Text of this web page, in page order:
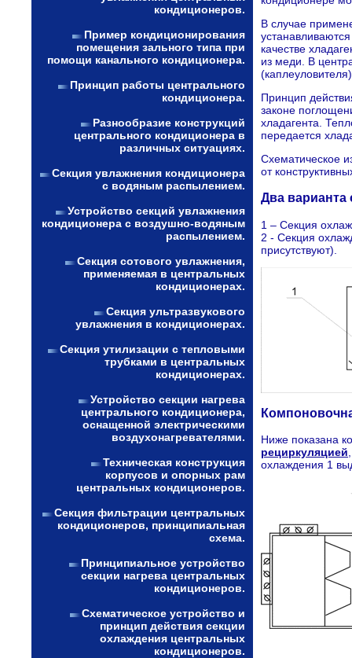
кондиционеров.
Пример кондиционирования
помещения зального типа при
помощи канального кондиционера.
Принцип работы центрального
кондиционера.
Разнообразие конструкций
центрального кондиционера в
различных ситуациях.
Секция увлажнения кондиционера
с водяным распылением.
Устройство секций увлажнения
кондиционера с воздушно-водяным
распылением.
Секция сотового увлажнения,
применяемая в центральных
кондиционерах.
Секция ультразвукового
увлажнения в кондиционерах.
Секция утилизации с тепловыми
трубками в центральных
кондиционерах.
Устройство секции нагрева
центрального кондиционера,
оснащенной электрическими
воздухонагревателями.
Техническая конструкция
корпусов и опорных рам
центральных кондиционеров.
Секция фильтрации центральных
кондиционеров, принципиальная
схема.
Принципиальное устройство
секции нагрева центральных
кондиционеров.
Схематическое устройство и
принцип действия секции
охлаждения центральных
кондиционеров.
В случае
качестве
из меди. В
Принцип
законе
хладагента.
передается
Схематическое
от
Два варианта
1 – Секция
2 - Секция
присутствуют).
Ниже показана
рециркуляцией
охлаждения 1